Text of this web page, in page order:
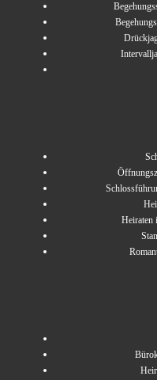
Heiraten